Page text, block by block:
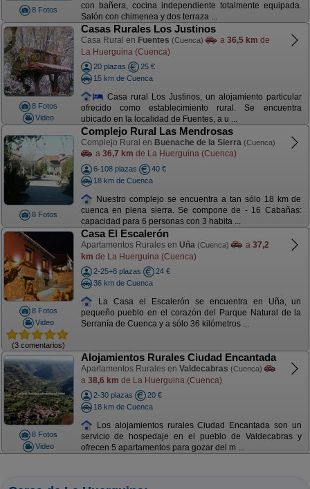
8 Fotos
con bañera, cocina independiente totalmente equipada.
Salón con chimenea y dos terraza ...
8 Fotos
Video
Casas Rurales Los Justinos
Casa Rural en Fuentes (Cuenca) a 36,5 km de
La Huerguina (Cuenca)
20 plazas
25 €
15 km de Cuenca
Casa rural Los Justinos, un alojamiento particular
ofrecido como establecimiento rural. Se encuentra
ubicado en la localidad de Fuentes, a u ...
8 Fotos
Complejo Rural Las Mendrosas
Complejo Rural en Buenache de la Sierra (Cuenca)
a 36,7 km de La Huerguina (Cuenca)
6-108 plazas
40 €
18 km de Cuenca
Nuestro complejo se encuentra a tan sólo 18 km de
cuenca en plena sierra. Se compone de - 16 Cabañas:
capacidad para 6 personas con 3 habita ...
8 Fotos
Video
(3 comentarios)
Casa El Escalerón
Apartamentos Rurales en Uña (Cuenca) a 37,2
km de La Huerguina (Cuenca)
2-25+8 plazas
24 €
36 km de Cuenca
La Casa el Escalerón se encuentra en Uña, un
pequeño pueblo en el corazón del Parque Natural de la
Serranía de Cuenca y a sólo 36 kilómetros ...
8 Fotos
Video
Alojamientos Rurales Ciudad Encantada
Apartamentos Rurales en Valdecabras (Cuenca)
a 38,6 km de La Huerguina (Cuenca)
2-30 plazas
20 €
18 km de Cuenca
Los alojamientos rurales Ciudad Encantada son un
servicio de hospedaje en el pueblo de Valdecabras y
ofrecen 5 apartamentos para gozar del m ...